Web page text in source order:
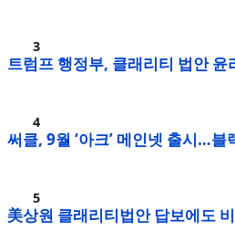
트럼프 행정부, 클래리티 법안 윤
써클, 9월 ‘아크’ 메인넷 출시…블
美상원 클래리티법안 답보에도